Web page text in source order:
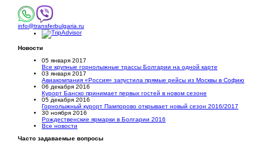
info@transferbulgaria.ru
Новости
05 января 2017
Все крупные горнолыжные трассы Болгарии на одной карте
03 января 2017
Авиакомпания «Россия» запустила прямые рейсы из Москвы в Софию
06 декабря 2016
Курорт Банско принимает первых гостей в новом сезоне
05 декабря 2016
Горнолыжный курорт Пампорово открывает новый сезон 2016/2017
30 ноября 2016
Рождественские ярмарки в Болгарии 2016
Все новости
Часто задаваемые вопросы